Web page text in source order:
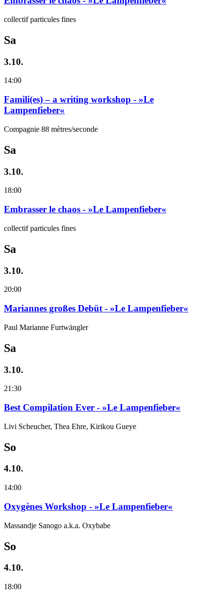
collectif particules fines
Sa
3.10.
14:00
Famili(es) – a writing workshop - »Le
Lampenfieber«
Compagnie 88 mètres/seconde
Sa
3.10.
18:00
Embrasser le chaos - »Le Lampenfieber«
collectif particules fines
Sa
3.10.
20:00
Mariannes großes Debüt - »Le Lampenfieber«
Paul Marianne Furtwängler
Sa
3.10.
21:30
Best Compilation Ever - »Le Lampenfieber«
Livi Scheucher, Thea Ehre, Kirikou Gueye
So
4.10.
14:00
Oxygènes Workshop - »Le Lampenfieber«
Massandje Sanogo a.k.a. Oxybabe
So
4.10.
18:00